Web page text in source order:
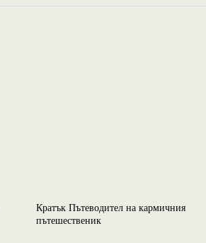
Кратък Пътеводител на кармичния
пътешественик